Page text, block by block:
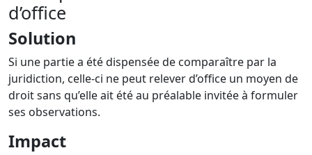
d’office
Solution
Si une partie a été dispensée de comparaître par la
juridiction, celle-ci ne peut relever d’office un moyen de
droit sans qu’elle ait été au préalable invitée à formuler
ses observations.
Impact